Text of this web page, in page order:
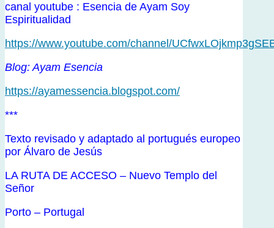
canal youtube : Esencia de Ayam Soy
Espiritualidad
https://www.youtube.com/channel/
Blog: Ayam Esencia
https://ayamessencia.blogspot.com/
***
Texto revisado y adaptado al portugués europeo
por Álvaro de Jesús
LA RUTA DE ACCESO – Nuevo Templo del
Señor
Porto – Portugal